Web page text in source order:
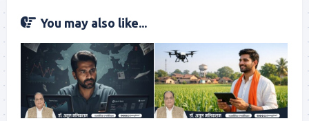
You may also like...